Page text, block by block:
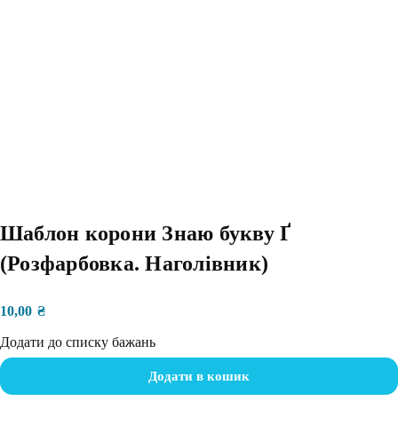
Шаблон корони Знаю букву Ґ
(Розфарбовка. Наголівник)
10,00 ₴
Додати до списку бажань
Додати в кошик